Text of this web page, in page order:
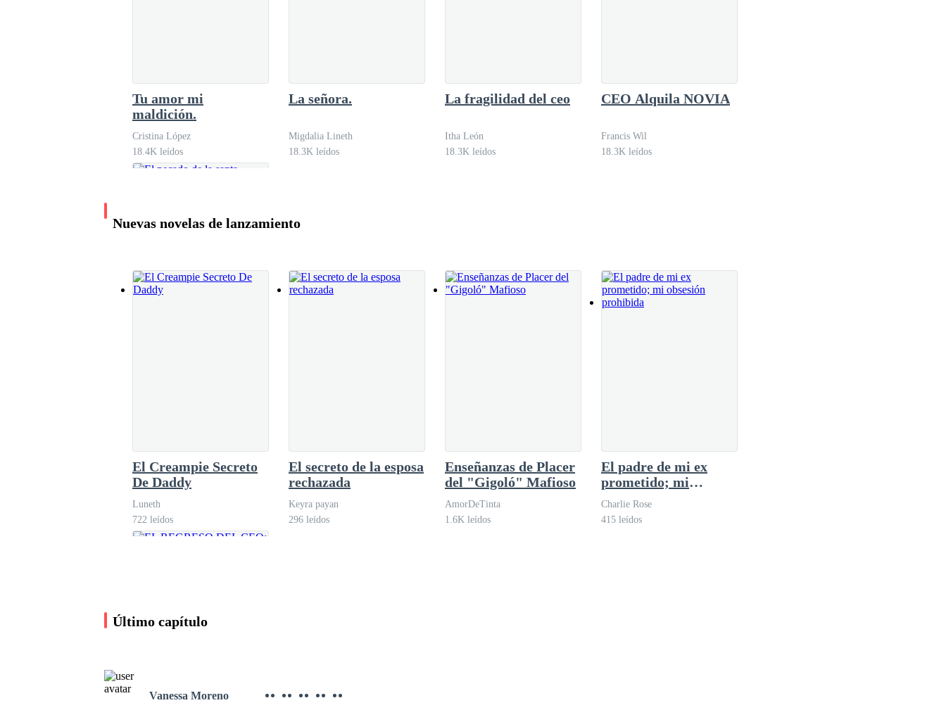
Tu amor mi
maldición.
Cristina López
18.4K leídos
La señora.
Migdalia Lineth
18.3K leídos
La fragilidad del ceo
Itha León
18.3K leídos
CEO Alquila NOVIA
Francis Wil
18.3K leídos
Nuevas novelas de lanzamiento
El Creampie Secreto
De Daddy
Luneth
722 leídos
El secreto de la esposa
rechazada
Keyra payan
296 leídos
Enseñanzas de Placer
del "Gigoló" Mafioso
AmorDeTinta
1.6K leídos
El padre de mi ex
prometido; mi
obsesión prohibida
Charlie Rose
415 leídos
Último capítulo
Vanessa Moreno